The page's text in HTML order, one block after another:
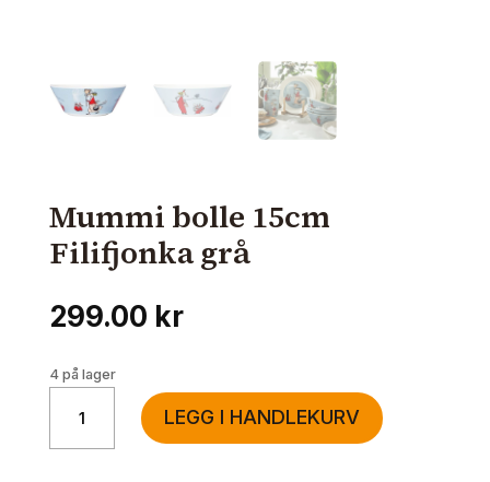
Mummi bolle 15cm
Filifjonka grå
299.00 kr
4 på lager
bolle
15cm
LEGG I HANDLEKURV